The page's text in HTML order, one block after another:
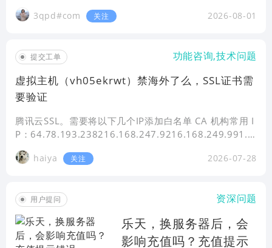
3qpd#com 关注 2026-08-01
提交工单 功能咨询,技术问题
虚拟主机（vh05ekrwt）禁海外了么，SSL证书需
要验证
腾讯云SSL。需要将以下几个IP添加白名单 CA 机构常用 I
P：64.78.193.238216.168.247.9216.168.249.991.1
99.212.13291.199.212.133
haiya 关注 2026-07-28
用户提问 资深问题
乐天，换服务器后，会
影响充值吗？充值提示